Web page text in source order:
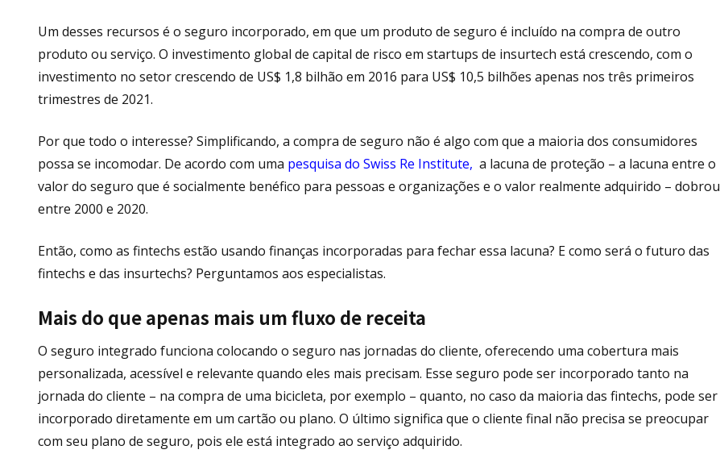
Um desses recursos é o seguro incorporado, em que um produto de seguro é incluído na compra de outro
produto ou serviço. O investimento global de capital de risco em startups de insurtech está crescendo, com o
investimento no setor crescendo de US$ 1,8 bilhão em 2016 para US$ 10,5 bilhões apenas nos três primeiros
trimestres de 2021.
Por que todo o interesse? Simplificando, a compra de seguro não é algo com que a maioria dos consumidores
possa se incomodar. De acordo com uma pesquisa do Swiss Re Institute, a lacuna de proteção – a lacuna entre o
valor do seguro que é socialmente benéfico para pessoas e organizações e o valor realmente adquirido – dobrou
entre 2000 e 2020.
Então, como as fintechs estão usando finanças incorporadas para fechar essa lacuna? E como será o futuro das
fintechs e das insurtechs? Perguntamos aos especialistas.
Mais do que apenas mais um fluxo de receita
O seguro integrado funciona colocando o seguro nas jornadas do cliente, oferecendo uma cobertura mais
personalizada, acessível e relevante quando eles mais precisam. Esse seguro pode ser incorporado tanto na
jornada do cliente – na compra de uma bicicleta, por exemplo – quanto, no caso da maioria das fintechs, pode ser
incorporado diretamente em um cartão ou plano. O último significa que o cliente final não precisa se preocupar
com seu plano de seguro, pois ele está integrado ao serviço adquirido.